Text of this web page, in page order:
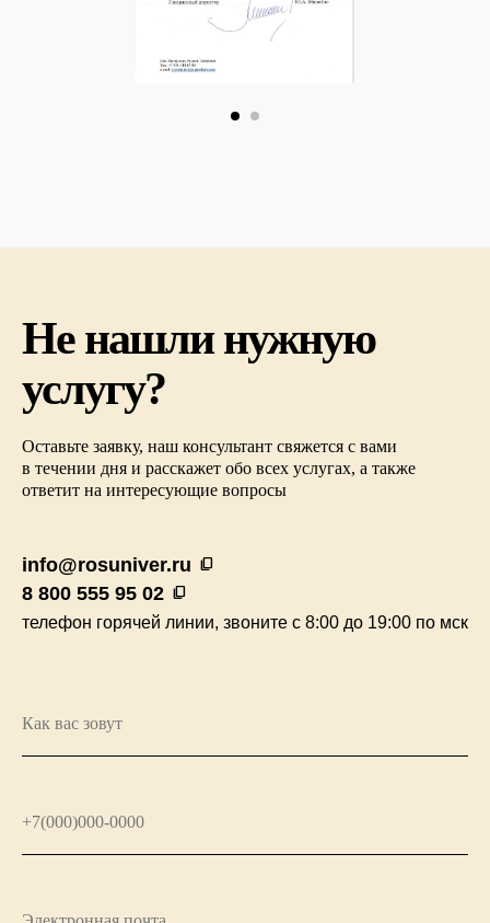
Не нашли нужную
услугу?
Оставьте заявку, наш консультант свяжется с вами
в течении дня и расскажет обо всех услугах, а также
ответит на интересующие вопросы
info@rosuniver.ru content_copy
8 800 555 95 02 content_copy
телефон горячей линии, звоните с 8:00 до 19:00 по мск